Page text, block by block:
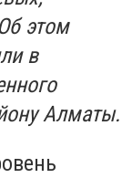
этом
в
Алматы.